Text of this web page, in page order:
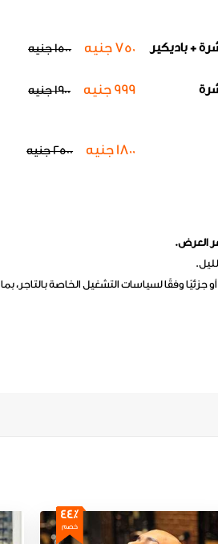
+ باديكير 750 جنيه 1500 جنيه
999 جنيه 1900 جنيه
1800 جنيه 2500 جنيه
العرض.
جزئيًا وفقًا لسياسات التشغيل الخاصة بالتاجر، بما
44٪
خصم